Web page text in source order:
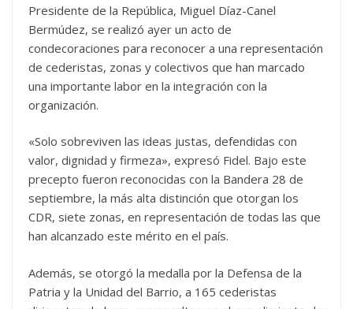
Presidente de la República, Miguel Díaz-Canel
Bermúdez, se realizó ayer un acto de
condecoraciones para reconocer a una representación
de cederistas, zonas y colectivos que han marcado
una importante labor en la integración con la
organización.
«Solo sobreviven las ideas justas, defendidas con
valor, dignidad y firmeza», expresó Fidel. Bajo este
precepto fueron reconocidas con la Bandera 28 de
septiembre, la más alta distinción que otorgan los
CDR, siete zonas, en representación de todas las que
han alcanzado este mérito en el país.
Además, se otorgó la medalla por la Defensa de la
Patria y la Unidad del Barrio, a 165 cederistas